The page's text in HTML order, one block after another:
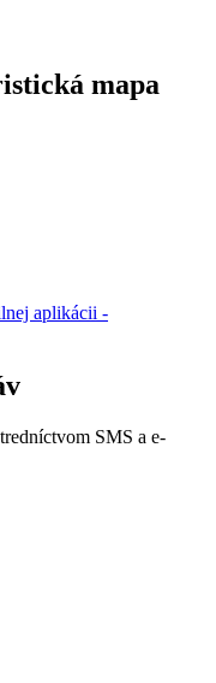
mapa
aplikácii -
SMS a e-